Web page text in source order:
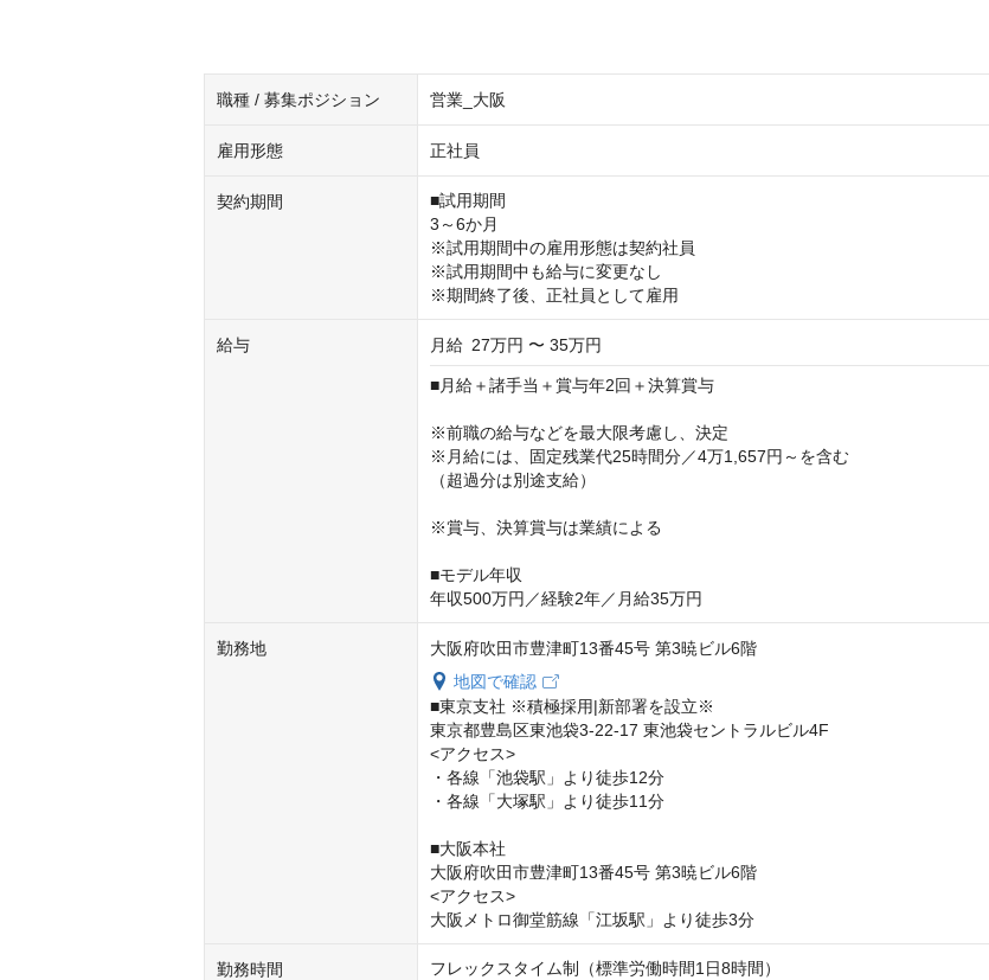
職種 / 募集ポジション 営業_大阪
雇用形態 正社員
契約期間
■試用期間
3～6か月
※試用期間中の雇用形態は契約社員
※試用期間中も給与に変更なし
※期間終了後、正社員として雇用
給与 月給 27万円 〜 35万円
■月給＋諸手当＋賞与年2回＋決算賞与
※前職の給与などを最大限考慮し、決定
※月給には、固定残業代25時間分／4万1,657円～を含む
（超過分は別途支給）
※賞与、決算賞与は業績による
■モデル年収
年収500万円／経験2年／月給35万円
勤務地
大阪府吹田市豊津町13番45号 第3暁ビル6階
地図で確認
■東京支社 ※積極採用|新部署を設立※
東京都豊島区東池袋3-22-17 東池袋セントラルビル4F
<アクセス>
・各線「池袋駅」より徒歩12分
・各線「大塚駅」より徒歩11分
■大阪本社
大阪府吹田市豊津町13番45号 第3暁ビル6階
<アクセス>
大阪メトロ御堂筋線「江坂駅」より徒歩3分
勤務時間 フレックスタイム制（標準労働時間1日8時間）